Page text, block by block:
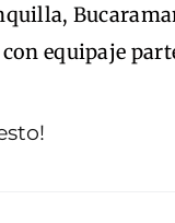
equipaje